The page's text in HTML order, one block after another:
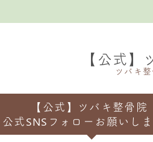
【公式
ツバキ
【公式】ツバキ整骨院
公式SNSフォローお願いしま